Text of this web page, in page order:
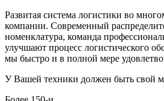
Развитая система логистики во
компании. Современный
номенклатура, команда
улучшают процесс логистического
мы быстро и в полной мере
У Вашей техники должен быть свой